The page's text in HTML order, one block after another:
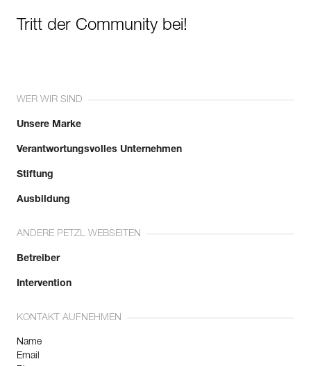
Tritt der Community bei!
WER WIR SIND
Unsere Marke
Verantwortungsvolles Unternehmen
Stiftung
Ausbildung
ANDERE PETZL WEBSEITEN
Betreiber
Intervention
KONTAKT AUFNEHMEN
Name
Email